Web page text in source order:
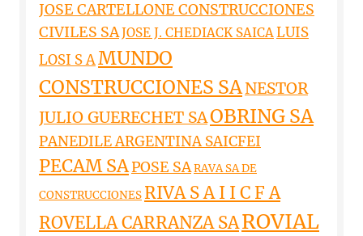
JOSE CARTELLONE CONSTRUCCIONES
CIVILES SAJOSE J. CHEDIACK SAICALUIS
LOSI S AMUNDO
CONSTRUCCIONES SANESTOR
JULIO GUERECHET SAOBRING SA
PANEDILE ARGENTINA SAICFEI
PECAM SAPOSE SARAVA SA DE
CONSTRUCCIONES RIVA S A I I C F A
ROVELLA CARRANZA SAROVIAL